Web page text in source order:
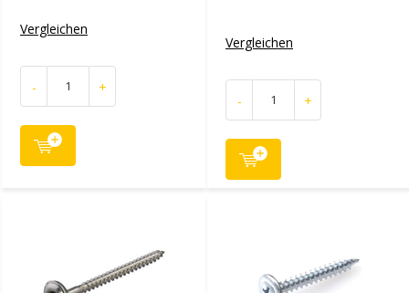
Vergleichen
- +
Vergleichen
- +